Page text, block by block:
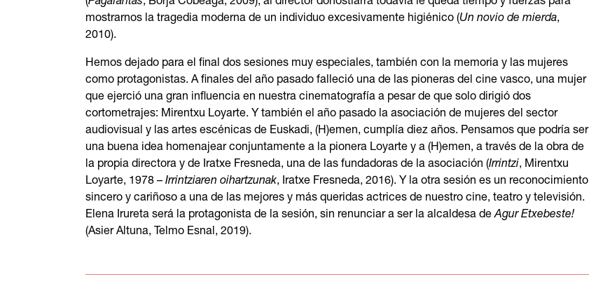
mostrarnos la tragedia moderna de un individuo excesivamente higiénico (Un novio de mierda,
2010).
Hemos dejado para el final dos sesiones muy especiales, también con la memoria y las mujeres
como protagonistas. A finales del año pasado falleció una de las pioneras del cine vasco, una mujer
que ejerció una gran influencia en nuestra cinematografía a pesar de que solo dirigió dos
cortometrajes: Mirentxu Loyarte. Y también el año pasado la asociación de mujeres del sector
audiovisual y las artes escénicas de Euskadi, (H)emen, cumplía diez años. Pensamos que podría ser
una buena idea homenajear conjuntamente a la pionera Loyarte y a (H)emen, a través de la obra de
la propia directora y de Iratxe Fresneda, una de las fundadoras de la asociación (Irrintzi, Mirentxu
Loyarte, 1978 – Irrintziaren oihartzunak, Iratxe Fresneda, 2016). Y la otra sesión es un reconocimiento
sincero y cariñoso a una de las mejores y más queridas actrices de nuestro cine, teatro y televisión.
Elena Irureta será la protagonista de la sesión, sin renunciar a ser la alcaldesa deAgur Etxebeste!
(Asier Altuna, Telmo Esnal, 2019).